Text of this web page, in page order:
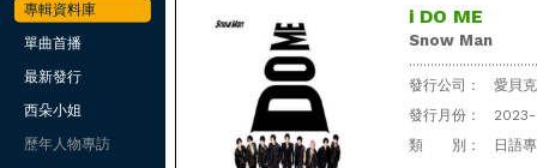
專輯資料庫
單曲首播
最新發行
西朵小姐
歷年人物專訪
i DO ME
Snow Man
發行公司：
愛貝
發行月份：
類 別：
日語